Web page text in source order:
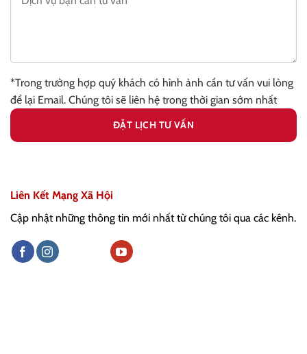
*Trong trường hợp quý khách có hình ảnh cần tư vấn vui lòng
để lại Email. Chúng tôi sẽ liên hệ trong thời gian sớm nhất
Liên Kết Mạng Xã Hội
Cập nhật những thông tin mới nhất từ chúng tôi qua các kênh.